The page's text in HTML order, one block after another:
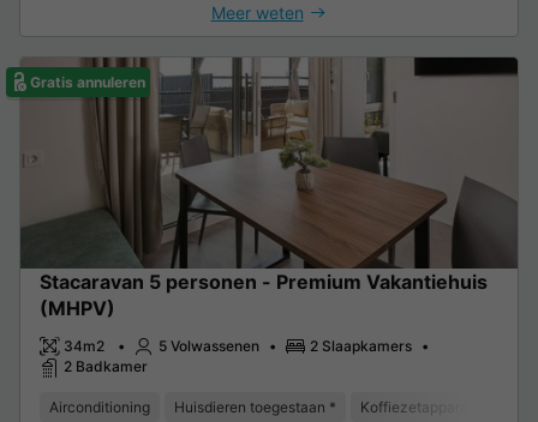
Meer weten
Gratis annuleren
Stacaravan 5 personen - Premium Vakantiehuis
(MHPV)
34m2 5 Volwassenen
2 Slaapkamers
2 Badkamer
Airconditioning Huisdieren toegestaan * Koffiezetapparaat